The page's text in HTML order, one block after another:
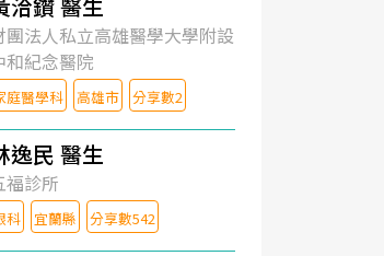
團法人私立高雄醫學大學附設
和紀念醫院
庭醫學科 高雄市 分享數2
逸民 醫生
福診所
科 宜蘭縣 分享數542